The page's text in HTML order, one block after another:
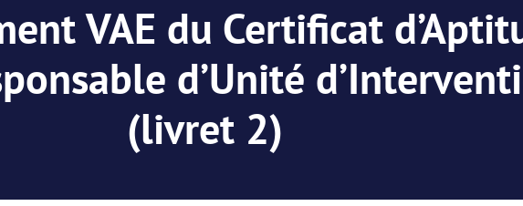
VAE du Certificat
d’Unité
(livret 2)